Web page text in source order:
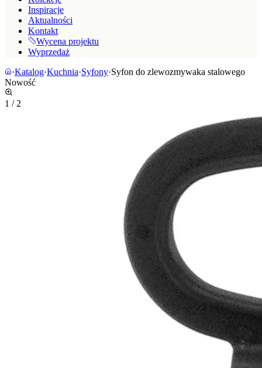
Inspiracje
Aktualności
Kontakt
Wycena projektu
Wyprzedaż
·Katalog·Kuchnia·Syfony·Syfon do zlewozmywaka stalowego
Nowość
1 / 2